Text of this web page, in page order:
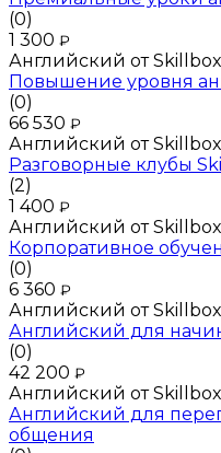
(0)
1 300 ₽
Английский от Skillbox
Повышение уровня
(0)
66 530 ₽
Английский от Skillbox
Разговорные клубы
(2)
1 400 ₽
Английский от Skillbox
Корпоративное
(0)
6 360 ₽
Английский от Skillbox
Английский для
(0)
42 200 ₽
Английский от Skillbox
Английский для
общения